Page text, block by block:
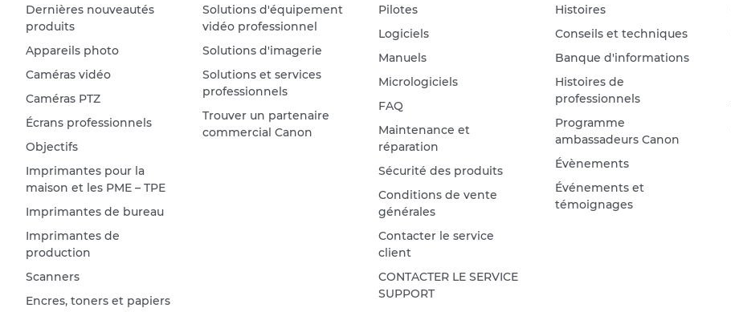
Dernières nouveautés
produits
Appareils photo
Caméras vidéo
Caméras PTZ
Écrans professionnels
Objectifs
Imprimantes pour la
maison et les PME – TPE
Imprimantes de bureau
Imprimantes de
production
Scanners
Encres, toners et papiers
Solutions d'équipement
vidéo professionnel
Solutions d'imagerie
Solutions et services
professionnels
Trouver un partenaire
commercial Canon
Pilotes
Logiciels
Manuels
Micrologiciels
FAQ
Maintenance et
réparation
Sécurité des produits
Conditions de vente
générales
Contacter le service
client
CONTACTER LE SERVICE
SUPPORT
Histoires
Conseils et techniques
Banque d'informations
Histoires de
professionnels
Programme
ambassadeurs Canon
Évènements
Événements et
témoignages